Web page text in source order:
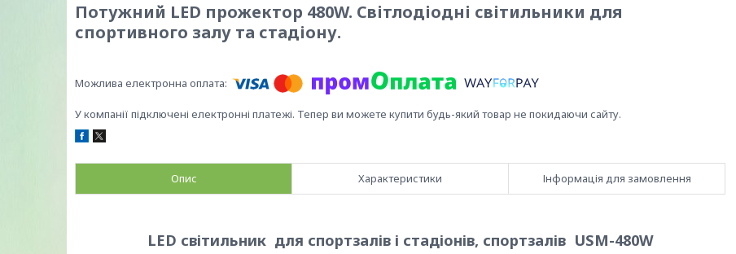
Потужний LED прожектор 480W. Світлодіодні світильники для
спортивного залу та стадіону.
У компанії підключені електронні платежі. Тепер ви можете купити будь-який товар не покидаючи сайту.
Опис Характеристики Інформація для замовлення
LED світильник для спортзалів і стадіонів, спортзалів USM-480W